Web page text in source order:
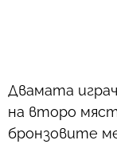
Двамата
на второ
бронзовите